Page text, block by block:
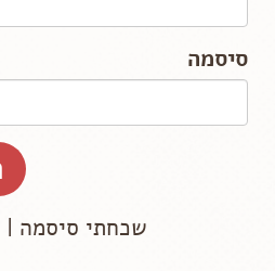
סיסמה
שכחתי סיסמה |